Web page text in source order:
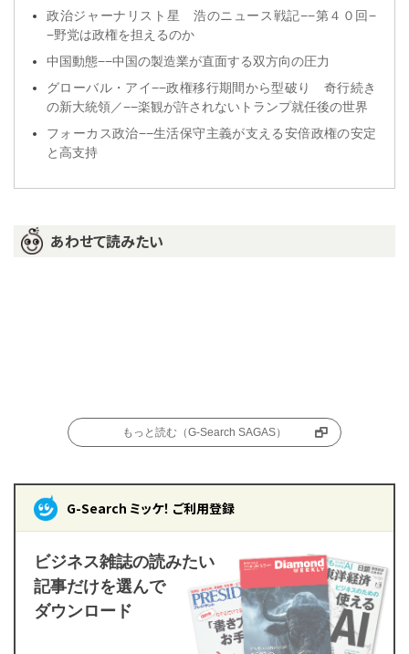
政治ジャーナリスト星 浩のニュース戦記−−第４０回−
−野党は政権を担えるのか
中国動態−−中国の製造業が直面する双方向の圧力
グローバル・アイ−−政権移行期間から型破り 奇行続き
の新大統領／−−楽観が許されないトランプ就任後の世界
フォーカス政治−−生活保守主義が支える安倍政権の安定
と高支持
あわせて読みたい
もっと読む（G-Search SAGAS）
G-Search ミッケ！ ご利用登録
ビジネス雑誌の読みたい
記事だけを選んで
ダウンロード